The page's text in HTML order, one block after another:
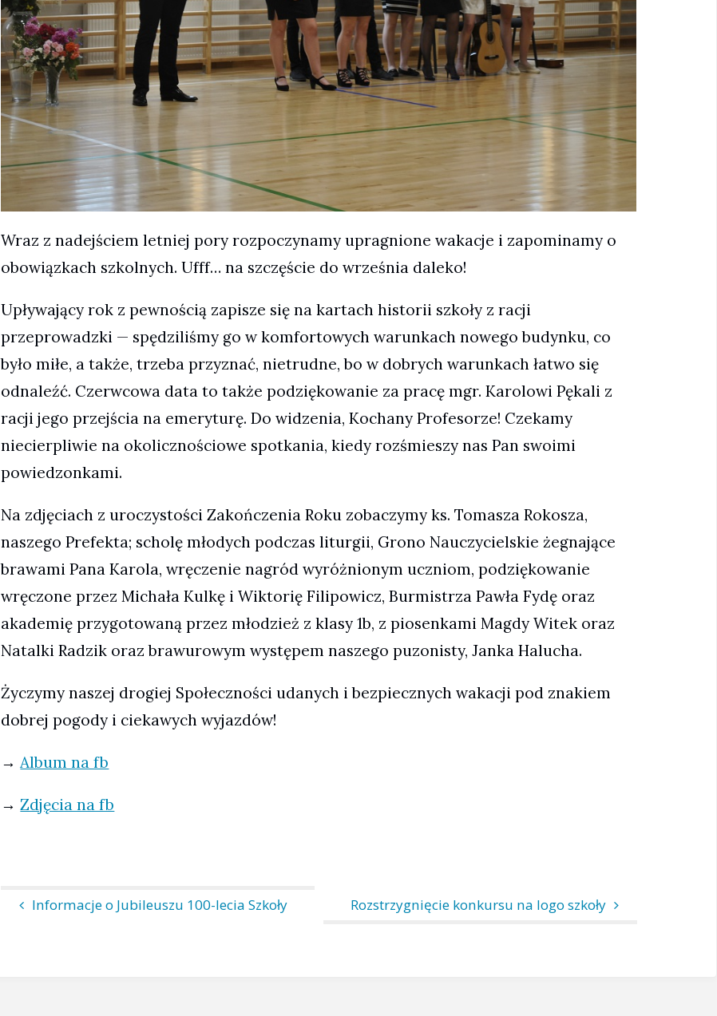
Wraz z nadejściem letniej pory rozpoczynamy upragnione wakacje i zapominamy o
obowiązkach szkolnych. Ufff… na szczęście do września daleko!
Upływający rok z pewnością zapisze się na kartach historii szkoły z racji
przeprowadzki — spędziliśmy go w komfortowych warunkach nowego budynku, co
było miłe, a także, trzeba przyznać, nietrudne, bo w dobrych warunkach łatwo się
odnaleźć. Czerwcowa data to także podziękowanie za pracę mgr. Karolowi Pękali z
racji jego przejścia na emeryturę. Do widzenia, Kochany Profesorze! Czekamy
niecierpliwie na okolicznościowe spotkania, kiedy rozśmieszy nas Pan swoimi
powiedzonkami.
Na zdjęciach z uroczystości Zakończenia Roku zobaczymy ks. Tomasza Rokosza,
naszego Prefekta; scholę młodych podczas liturgii, Grono Nauczycielskie żegnające
brawami Pana Karola, wręczenie nagród wyróżnionym uczniom, podziękowanie
wręczone przez Michała Kulkę i Wiktorię Filipowicz, Burmistrza Pawła Fydę oraz
akademię przygotowaną przez młodzież z klasy 1b, z piosenkami Magdy Witek oraz
Natalki Radzik oraz brawurowym występem naszego puzonisty, Janka Halucha.
Życzymy naszej drogiej Społeczności udanych i bezpiecznych wakacji pod znakiem
dobrej pogody i ciekawych wyjazdów!
→Album na fb
→Zdjęcia na fb
Informacje o Jubileuszu 100-lecia Szkoły Rozstrzygnięcie konkursu na logo szkoły